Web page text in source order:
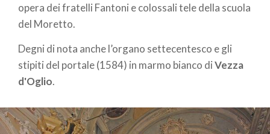
opera dei fratelli Fantoni e colossali tele della scuola
del Moretto.
Degni di nota anche l’organo settecentesco e gli
stipiti del portale (1584) in marmo bianco diVezza
d'Oglio.